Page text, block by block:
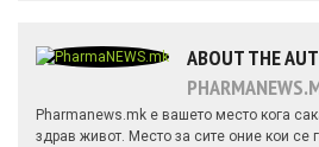
ABOUT THE
Pharmanews.mk е вашето место кога
здрав живот. Место за сите оние кои се